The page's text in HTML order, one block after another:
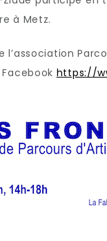
à Metz.
l’association
https://